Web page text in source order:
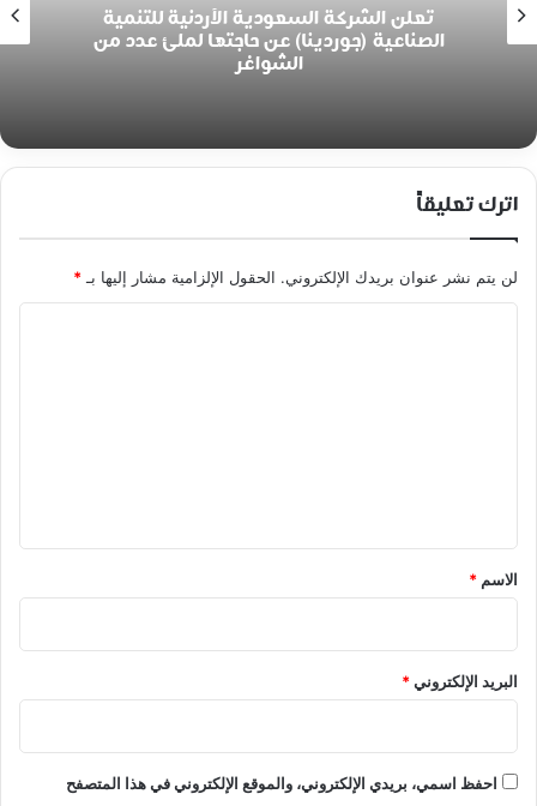
تعلن الشركة السعودية الأردنية للتنمية
الصناعية (جوردينا) عن حاجتها لملئ عدد من
الشواغر
اترك تعليقاً
لن يتم نشر عنوان بريدك الإلكتروني. الحقول الإلزامية مشار إليها بـ*
*
الاسم *
البريد الإلكتروني*
احفظ اسمي، بريدي الإلكتروني، والموقع الإلكتروني في هذا المتصفح